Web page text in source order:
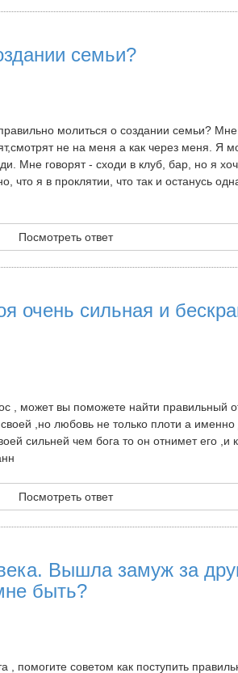
семьи?
молиться о создании семьи?
не на меня а как через меня. Я
Мне говорят - сходи в клуб, бар, но я
я в проклятии, что так и останусь
Посмотреть ответ
очень сильная и
, может вы поможете найти правильный
,но любовь не только плоти а именно
сильней чем бога то он отнимет его ,и
Посмотреть ответ
Вышла замуж за
быть?
, помогите советом как поступить